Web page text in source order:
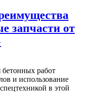
запчасти от
работ
и использование
в этой